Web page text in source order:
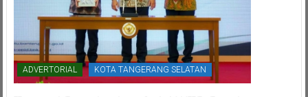
ADVERTORIAL KOTA TANGERANG SELATAN